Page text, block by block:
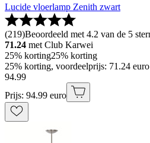
Lucide vloerlamp Zenith zwart
(219)Beoordeeld met 4.2 van de 5
71.24 met Club Karwei
25% korting25% korting
25% korting, voordeelprijs: 71.24
94.99
Prijs: 94.99 euro